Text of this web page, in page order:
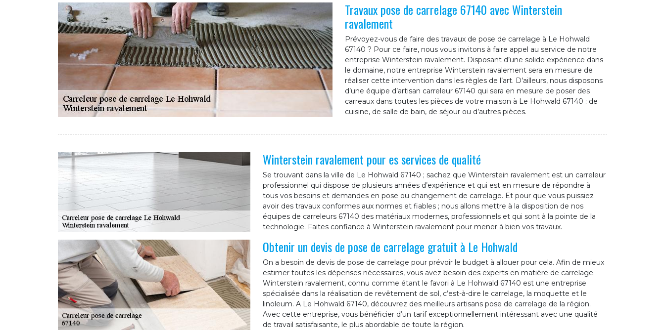
Travaux pose de carrelage 67140 avec Winterstein
ravalement
Prévoyez-vous de faire des travaux de pose de carrelage à Le Hohwald
67140 ? Pour ce faire, nous vous invitons à faire appel au service de notre
entreprise Winterstein ravalement. Disposant d’une solide expérience dans
le domaine, notre entreprise Winterstein ravalement sera en mesure de
réaliser cette intervention dans les règles de l’art. D’ailleurs, nous disposons
d’une équipe d’artisan carreleur 67140 qui sera en mesure de poser des
carreaux dans toutes les pièces de votre maison à Le Hohwald 67140 : de
cuisine, de salle de bain, de séjour ou d’autres pièces.
Winterstein ravalement pour es services de qualité
Se trouvant dans la ville de Le Hohwald 67140 ; sachez que Winterstein ravalement est un carreleur
professionnel qui dispose de plusieurs années d’expérience et qui est en mesure de répondre à
tous vos besoins et demandes en pose ou changement de carrelage. Et pour que vous puissiez
avoir des travaux conformes aux normes et fiables ; nous allons mettre à la disposition de nos
équipes de carreleurs 67140 des matériaux modernes, professionnels et qui sont à la pointe de la
technologie. Faites confiance à Winterstein ravalement pour mener à bien vos travaux.
Obtenir un devis de pose de carrelage gratuit à Le Hohwald
On a besoin de devis de pose de carrelage pour prévoir le budget à allouer pour cela. Afin de mieux
estimer toutes les dépenses nécessaires, vous avez besoin des experts en matière de carrelage.
Winterstein ravalement, connu comme étant le favori à Le Hohwald 67140 est une entreprise
spécialisée dans la réalisation de revêtement de sol, c’est-à-dire le carrelage, la moquette et le
linoleum. A Le Hohwald 67140, découvrez des meilleurs artisans pose de carrelage de la région.
Avec cette entreprise, vous bénéficier d’un tarif exceptionnellement intéressant avec une qualité
de travail satisfaisante, le plus abordable de toute la région.